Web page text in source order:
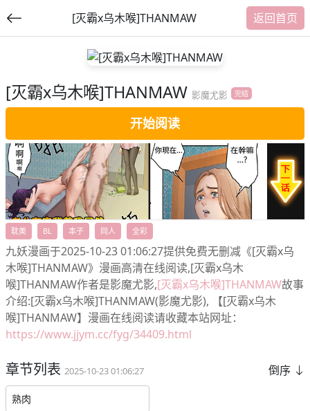
[灭霸x乌木喉]THANMAW 返回首页
[灭霸x乌木喉]THANMAW 影魔尤影 完结
开始阅读
福利内容
耽美 BL 本子 同人 全彩
九妖漫画于2025-10-23 01:06:27提供免费无删减《[灭霸x乌
木喉]THANMAW》漫画高清在线阅读,[灭霸x乌木
喉]THANMAW作者是影魔尤影,[灭霸x乌木喉]THANMAW故事
介绍:[灭霸x乌木喉]THANMAW(影魔尤影), 【[灭霸x乌木
喉]THANMAW】漫画在线阅读请收藏本站网址：
https://www.jjym.cc/fyg/34409.html
章节列表 2025-10-23 01:06:27 倒序
熟肉
交